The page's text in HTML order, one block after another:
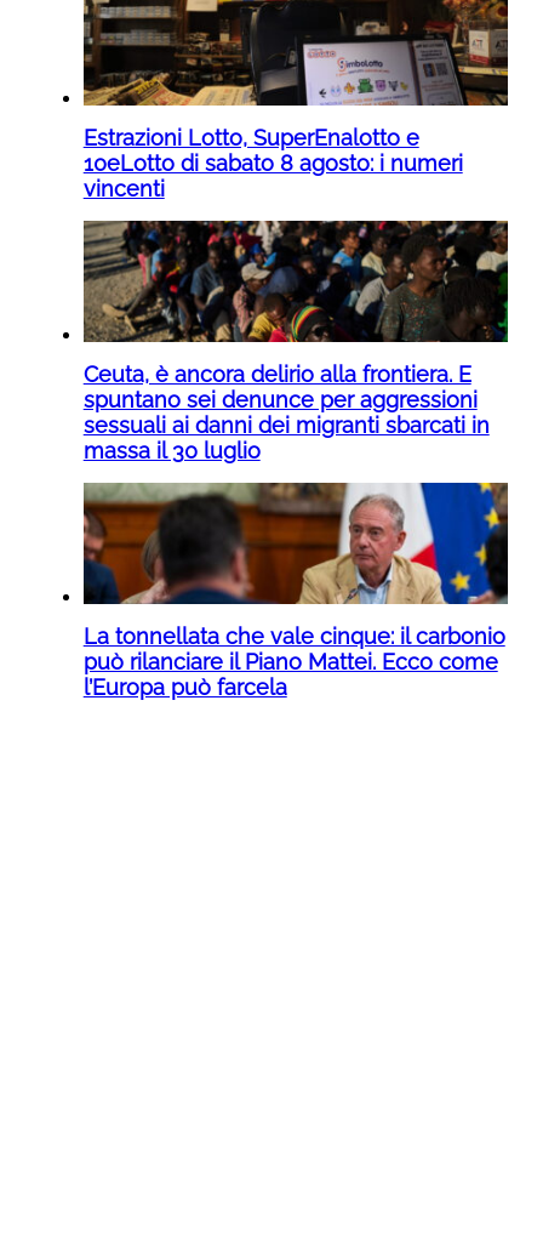
Estrazioni Lotto, SuperEnalotto e
10eLotto di sabato 8 agosto: i numeri
vincenti
Ceuta, è ancora delirio alla frontiera. E
spuntano sei denunce per aggressioni
sessuali ai danni dei migranti sbarcati in
massa il 30 luglio
La tonnellata che vale cinque: il carbonio
può rilanciare il Piano Mattei. Ecco come
l’Europa può farcela